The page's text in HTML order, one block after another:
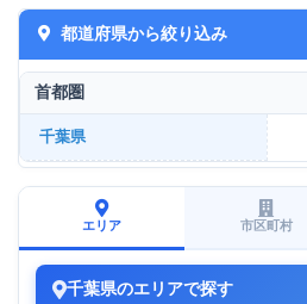
都道府県から絞り込み
首都圏
千葉県
エリア 市区町村
千葉県のエリアで探す